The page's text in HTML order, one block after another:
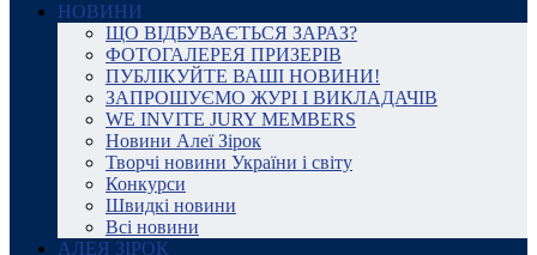
НОВИНИ
ЩО ВІДБУВАЄТЬСЯ ЗАРАЗ?
ФОТОГАЛЕРЕЯ ПРИЗЕРІВ
ПУБЛІКУЙТЕ ВАШІ НОВИНИ!
ЗАПРОШУЄМО ЖУРІ І ВИКЛАДАЧІВ
WE INVITE JURY MEMBERS
Новини Алеї Зірок
Творчі новини України і світу
Конкурси
Швидкі новини
Всі новини
АЛЕЯ ЗІРОК